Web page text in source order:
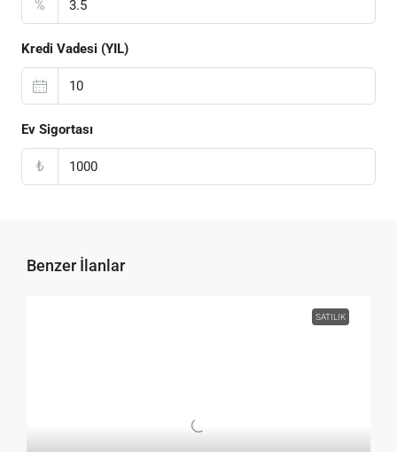
%
Kredi Vadesi (YIL)
Ev Sigortası
₺
Benzer İlanlar
SATILIK